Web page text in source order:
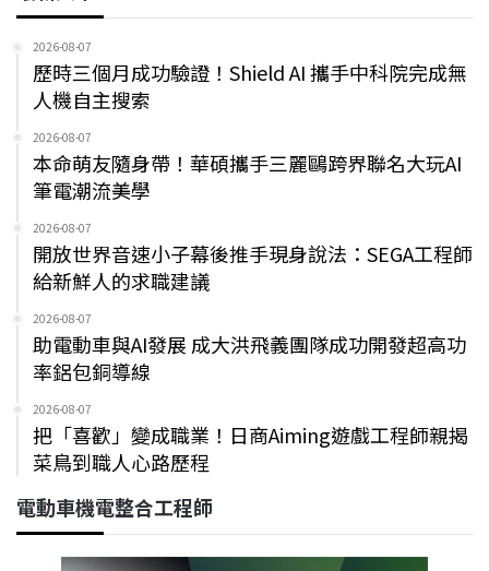
2026-08-07
歷時三個月成功驗證！Shield AI 攜手中科院完成無
人機自主搜索
2026-08-07
本命萌友隨身帶！華碩攜手三麗鷗跨界聯名大玩AI
筆電潮流美學
2026-08-07
開放世界音速小子幕後推手現身說法：SEGA工程師
給新鮮人的求職建議
2026-08-07
助電動車與AI發展 成大洪飛義團隊成功開發超高功
率鋁包銅導線
2026-08-07
把「喜歡」變成職業！日商Aiming遊戲工程師親揭
菜鳥到職人心路歷程
電動車機電整合工程師